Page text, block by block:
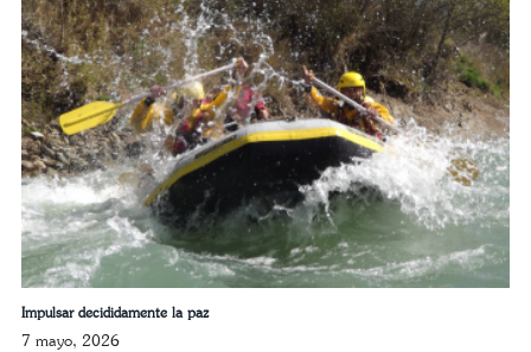
Impulsar decididamente la paz
7 mayo, 2026